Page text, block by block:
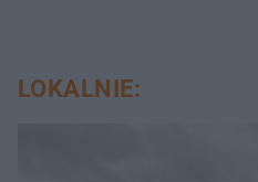
LOKALNIE: